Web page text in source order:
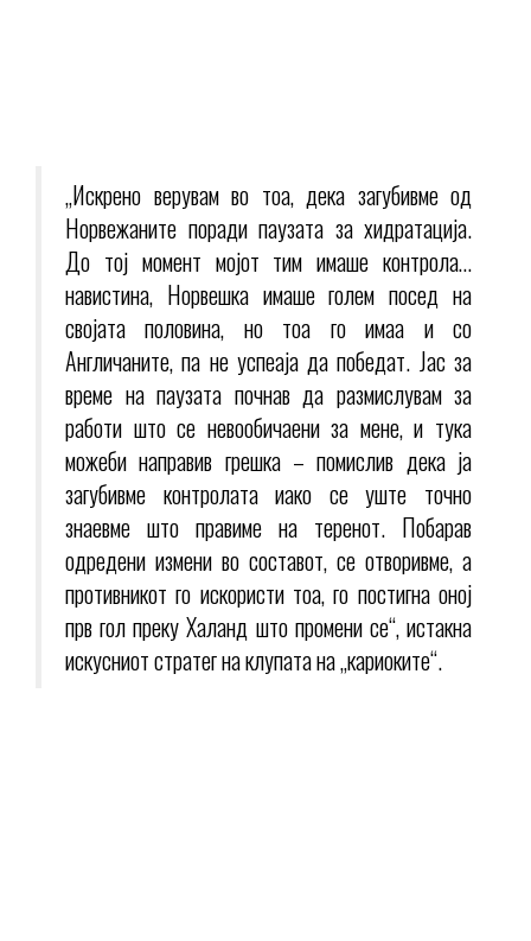
„Искрено верувам во тоа, дека загубивме од
Норвежаните поради паузата за хидратација.
До тој момент мојот тим имаше контрола…
навистина, Норвешка имаше голем посед на
својата половина, но тоа го имаа и со
Англичаните, па не успеаја да победат. Јас за
време на паузата почнав да размислувам за
работи што се невообичаени за мене, и тука
можеби направив грешка – помислив дека ја
загубивме контролата иако се уште точно
знаевме што правиме на теренот. Побарав
одредени измени во составот, се отворивме, а
противникот го искористи тоа, го постигна оној
прв гол преку Халанд што промени се“, истакна
искусниот стратег на клупата на „кариоките“.